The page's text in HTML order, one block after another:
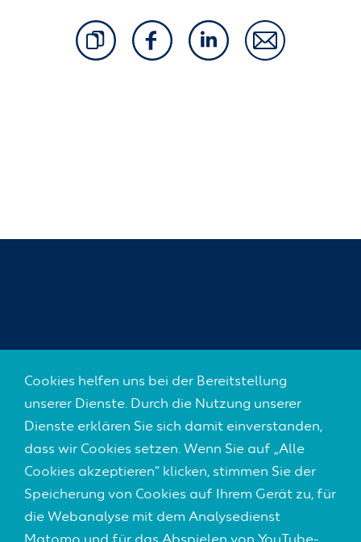
Footer
(Default)
KONTAKT
Cookies helfen uns bei der Bereitstellung
unserer Dienste. Durch die Nutzung unserer
Dienste erklären Sie sich damit einverstanden,
dass wir Cookies setzen. Wenn Sie auf „Alle
Cookies akzeptieren“ klicken, stimmen Sie der
Speicherung von Cookies auf Ihrem Gerät zu, für
die Webanalyse mit dem Analysedienst